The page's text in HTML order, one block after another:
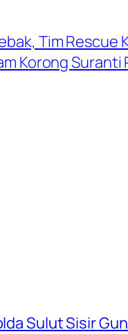
Tim Rescue
Korong Suranti
Sulut Sisir